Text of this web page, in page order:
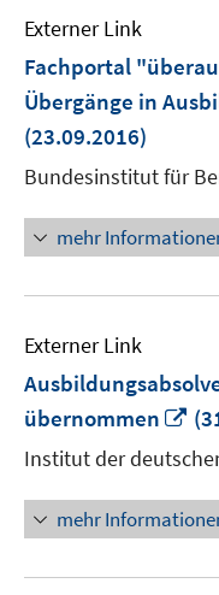
Externer Link
Fachportal
Übergänge in
(23.09.2016)
Bundesinstitut für
mehr
Externer Link
übernommen
In
Institut der
mehr